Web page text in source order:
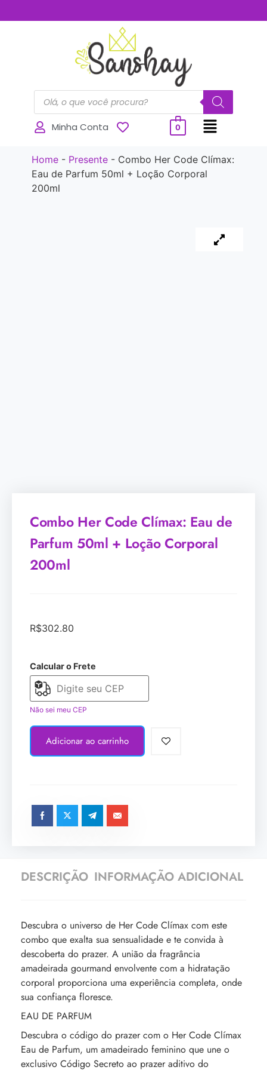
Minha Conta 0
Home- Presente- Combo Her Code Clímax:
Eau de Parfum 50ml + Loção Corporal
200ml
Combo Her Code Clímax: Eau de
Parfum 50ml + Loção Corporal
200ml
R$302.80
Calcular o Frete
Não sei meu CEP
Adicionar ao carrinho
DESCRIÇÃO INFORMAÇÃO ADICIONAL
Descubra o universo de Her Code Clímax com este
combo que exalta sua sensualidade e te convida à
descoberta do prazer. A união da fragrância
amadeirada gourmand envolvente com a hidratação
corporal proporciona uma experiência completa, onde
sua confiança floresce.
EAU DE PARFUM
Descubra o código do prazer com o Her Code Clímax
Eau de Parfum, um amadeirado feminino que une o
exclusivo Código Secreto ao prazer aditivo do